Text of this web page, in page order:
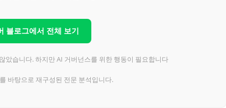
블로그에서 전체 보기
았습니다. 하지만 AI 거버넌스를 위한 행동이 필요합니다
바탕으로 재구성된 전문 분석입니다.